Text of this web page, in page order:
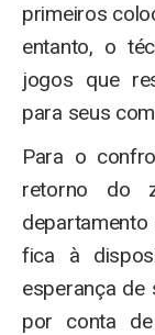
primeiros
entanto, o
jogos que
para seus
Para o
retorno do
fica à
esperança de
por conta